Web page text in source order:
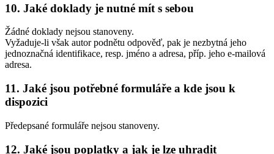
10. Jaké doklady je nutné mít s sebou
Žádné doklady nejsou stanoveny.
Vyžaduje-li však autor podnětu odpověď, pak je nezbytná jeho
jednoznačná identifikace, resp. jméno a adresa, příp. jeho e-mailová
adresa.
11. Jaké jsou potřebné formuláře a kde jsou k
dispozici
Předepsané formuláře nejsou stanoveny.
12. Jaké jsou poplatky a jak je lze uhradit